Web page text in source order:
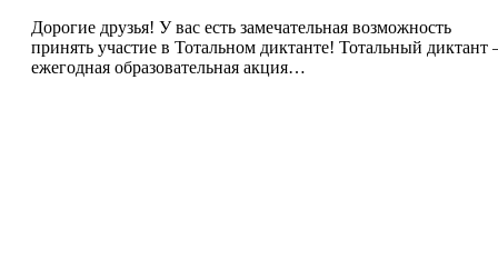
Дорогие друзья! У вас есть замечательная возможность
принять участие в Тотальном диктанте! Тотальный диктант
ежегодная образовательная акция…